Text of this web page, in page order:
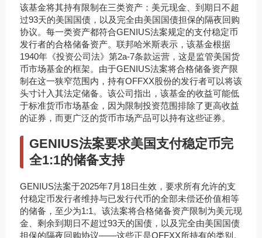
该基金将其持有限制在三类资产：美元现金、到期日不超
过93天的美国国债，以及完全由美国国债担保的隔夜回购
协议。每一类资产都符合GENIUS法案规定的支付稳定币
发行者的合格储备资产。联邦哈米斯表示，该基金根据
1940年《投资公司法》第2a-7条款运营，这是监管美国货
币市场基金的框架。由于GENIUS法案将合格储备资产限
制在这一狭窄范围内，持有OFFXX股份的发行者可以将该
头寸计入其法定储备。该公司指出，该基金的收益可能低
于标准货币市场基金，因为限制投资范围排除了更高收益
的证券，而更广泛的货币市场产品可以持有这些证券。
GENIUS法案要求美国支付稳定币完
全1:1的储备支持
GENIUS法案于2025年7月18日生效，要求所有允许的支
付稳定币发行者维持与已发行代币的全部未偿还价值相等
的储备，至少为1:1。该法案将合格储备资产限制为美元现
金、剩余到期日不超过93天的国债，以及完全由美国国债
担保的隔夜回购协议——这些正是OFFXX所持有的类别。